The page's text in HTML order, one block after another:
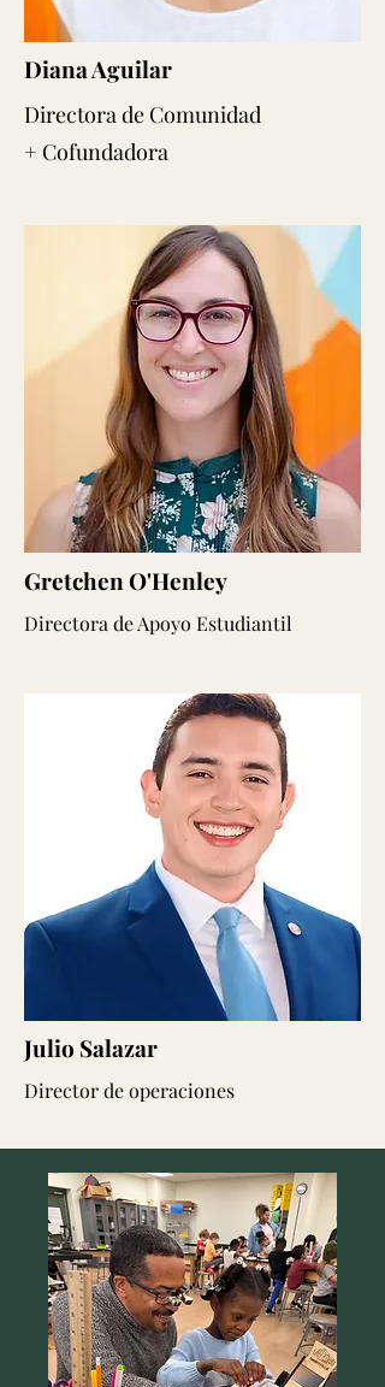
Diana Aguilar
Directora de Comunidad
+ Cofundadora
Gretchen O'Henley
Directora de Apoyo Estudiantil
Julio Salazar
Director de operaciones